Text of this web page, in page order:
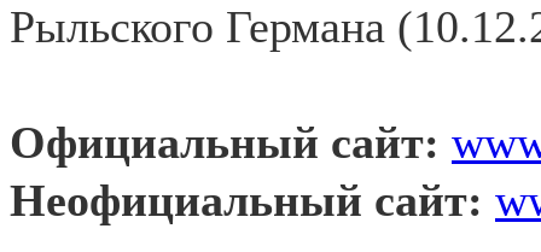
Рыльского Германа
Официальный сайт:
Неофициальный сайт: